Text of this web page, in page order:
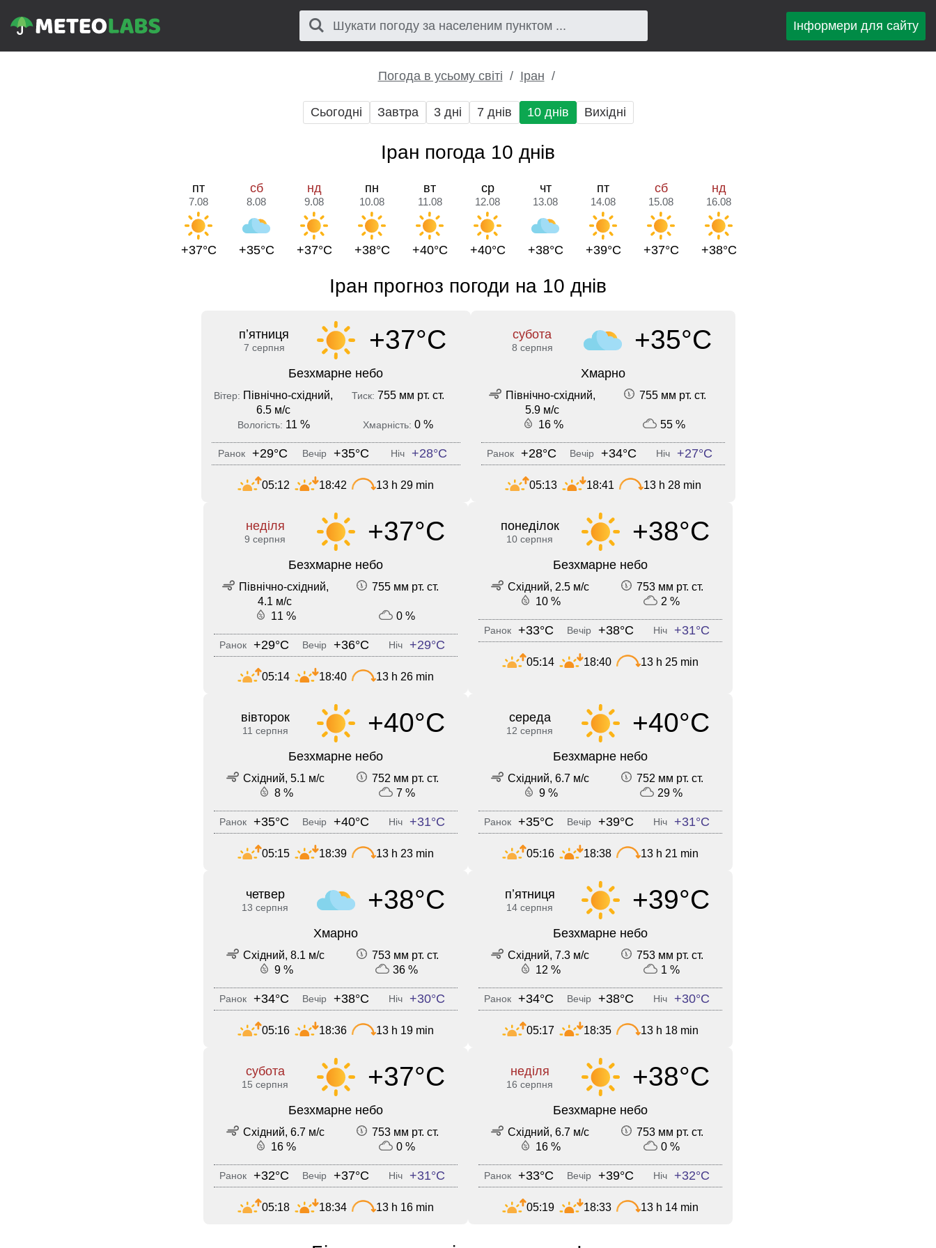
Інформери для сайту
Погода в усьому світі Іран
Сьогодні Завтра 3 дні 7 днів 10 днів Вихідні
Іран погода 10 днів
пт
7.08
+37°C
сб
8.08
+35°C
нд
9.08
+37°C
пн
10.08
+38°C
вт
11.08
+40°C
ср
12.08
+40°C
чт
13.08
+38°C
пт
14.08
+39°C
сб
15.08
+37°C
нд
16.08
+38°C
Іран прогноз погоди на 10 днів
пʼятниця
7 серпня +37°C
Безхмарне небо
Вітер: Північно-східний,
6.5 м/с
Тиск: 755 мм рт. ст.
Вологість: 11 % Хмарність: 0 %
Ранок +29°C Вечір +35°C Ніч +28°C
05:12 18:42 13 h 29 min
субота
8 серпня +35°C
Хмарно
Північно-східний,
5.9 м/с
755 мм рт. ст.
16 % 55 %
Ранок +28°C Вечір +34°C Ніч +27°C
05:13 18:41 13 h 28 min
неділя
9 серпня +37°C
Безхмарне небо
Північно-східний,
4.1 м/с
755 мм рт. ст.
11 % 0 %
Ранок +29°C Вечір +36°C Ніч +29°C
05:14 18:40 13 h 26 min
понеділок
10 серпня +38°C
Безхмарне небо
Східний, 2.5 м/с
753 мм рт. ст.
10 %
2 %
Ранок +33°C Вечір +38°C Ніч +31°C
05:14 18:40 13 h 25 min
вівторок
11 серпня +40°C
Безхмарне небо
Східний, 5.1 м/с
752 мм рт. ст.
8 %
7 %
Ранок +35°C Вечір +40°C Ніч +31°C
05:15 18:39 13 h 23 min
середа
12 серпня +40°C
Безхмарне небо
Східний, 6.7 м/с
752 мм рт. ст.
9 %
29 %
Ранок +35°C Вечір +39°C Ніч +31°C
05:16 18:38 13 h 21 min
четвер
13 серпня +38°C
Хмарно
Східний, 8.1 м/с
753 мм рт. ст.
9 %
36 %
Ранок +34°C Вечір +38°C Ніч +30°C
05:16 18:36 13 h 19 min
пʼятниця
14 серпня +39°C
Безхмарне небо
Східний, 7.3 м/с
753 мм рт. ст.
12 %
1 %
Ранок +34°C Вечір +38°C Ніч +30°C
05:17 18:35 13 h 18 min
субота
15 серпня +37°C
Безхмарне небо
Східний, 6.7 м/с
753 мм рт. ст.
16 %
0 %
Ранок +32°C Вечір +37°C Ніч +31°C
05:18 18:34 13 h 16 min
неділя
16 серпня +38°C
Безхмарне небо
Східний, 6.7 м/с
753 мм рт. ст.
16 %
0 %
Ранок +33°C Вечір +39°C Ніч +32°C
05:19 18:33 13 h 14 min